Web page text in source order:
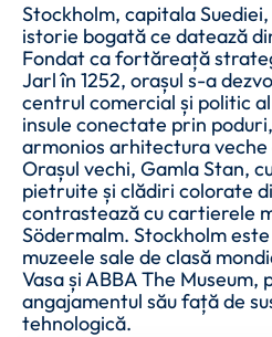
Stockholm, capitala
istorie bogată ce datează
Fondat ca fortăreață
Jarl în 1252, orașul s-a
centrul comercial și politic
insule conectate prin
armonios arhitectura veche
Orașul vechi, Gamla Stan,
pietruite și clădiri colorate
contrastează cu cartierele
Södermalm. Stockholm
muzeele sale de clasă
Vasa și ABBA The Museum,
angajamentul său față de
tehnologică.